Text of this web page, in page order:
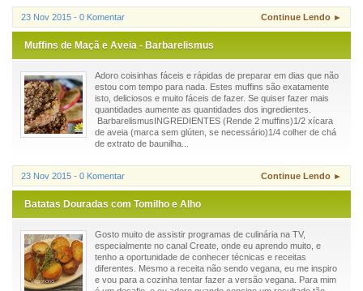
23 Nov 2015 - 0 Komentar Continue Lendo ►
Muffins de Maçã e Aveia - Barbarelismus
Adoro coisinhas fáceis e rápidas de preparar em dias que não
estou com tempo para nada. Estes muffins são exatamente
isto, deliciosos e muito fáceis de fazer. Se quiser fazer mais
quantidades aumente as quantidades dos ingredientes.
BarbarelismusINGREDIENTES (Rende 2 muffins)1/2 xícara
de aveia (marca sem glúten, se necessário)1/4 colher de chá
de extrato de baunilha...
23 Nov 2015 - 0 Komentar Continue Lendo ►
Batatas Douradas com Tomilho e Alho
Gosto muito de assistir programas de culinária na TV,
especialmente no canal Create, onde eu aprendo muito, e
tenho a oportunidade de conhecer técnicas e receitas
diferentes. Mesmo a receita não sendo vegana, eu me inspiro
e vou para a cozinha tentar fazer a versão vegana. Para mim